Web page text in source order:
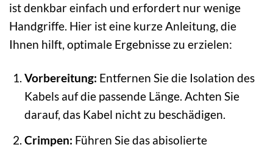
ist denkbar einfach und erfordert nur wenige
Handgriffe. Hier ist eine kurze Anleitung, die
Ihnen hilft, optimale Ergebnisse zu erzielen:
Vorbereitung: Entfernen Sie die Isolation des
Kabels auf die passende Länge. Achten Sie
darauf, das Kabel nicht zu beschädigen.
Crimpen: Führen Sie das abisolierte